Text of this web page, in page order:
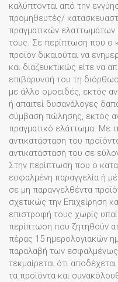
καλύπτονται από την
προμηθευτές/
πραγματικών
τους. Σε περίπτωση που ο
προϊόν δικαιούται να
και διαζευκτικώς είτε να
επιβάρυνσή του τη
με άλλο ομοειδές, εκτός αν
ή απαιτεί δυσανάλογες
σύμβαση πώλησης, εκτός
πραγματικό ελάττωμα. Με
αντικατάσταση του
αντικατάστασή του σε
Στην περίπτωση που ο
εσφαλμένη παραγγελία ή
σε μη παραγγελθέντα
σχετικώς την Επιχείρηση
επιστροφή τους χωρίς
περίπτωση που ζητηθούν
πέρας 15 ημερολογιακών
παραλαβή των
τεκμαίρεται ότι
τα προϊόντα και